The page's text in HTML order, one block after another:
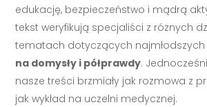
edukację, bezpieczeństwo i mądrą
tekst weryfikują specjaliści z różnych
tematach dotyczących najmłodszych
na domysły i półprawdy.
nasze treści brzmiały jak rozmowa z
jak wykład na uczelni medycznej.